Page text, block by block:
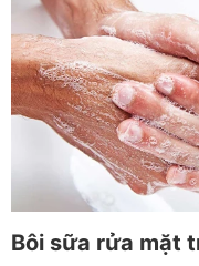
Bôi sữa rửa mặt